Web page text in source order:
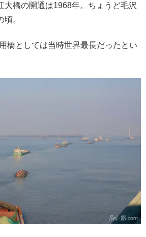
大橋の開通は1968年。ちょうど毛沢
。
橋としては当時世界最長だったとい